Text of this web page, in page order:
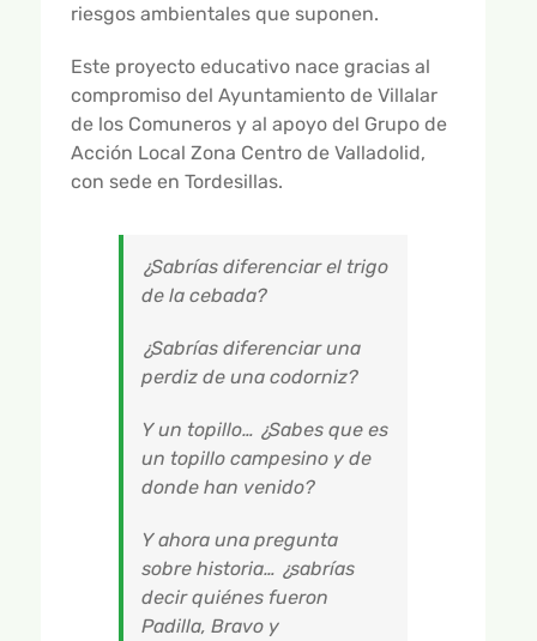
riesgos ambientales que suponen.
Este proyecto educativo nace gracias al
compromiso del Ayuntamiento de Villalar
de los Comuneros y al apoyo del Grupo de
Acción Local Zona Centro de Valladolid,
con sede en Tordesillas.
¿Sabrías diferenciar el trigo
de la cebada?
¿Sabrías diferenciar una
perdiz de una codorniz?
Y un topillo… ¿Sabes que es
un topillo campesino y de
donde han venido?
Y ahora una pregunta
sobre historia… ¿sabrías
decir quiénes fueron
Padilla, Bravo y